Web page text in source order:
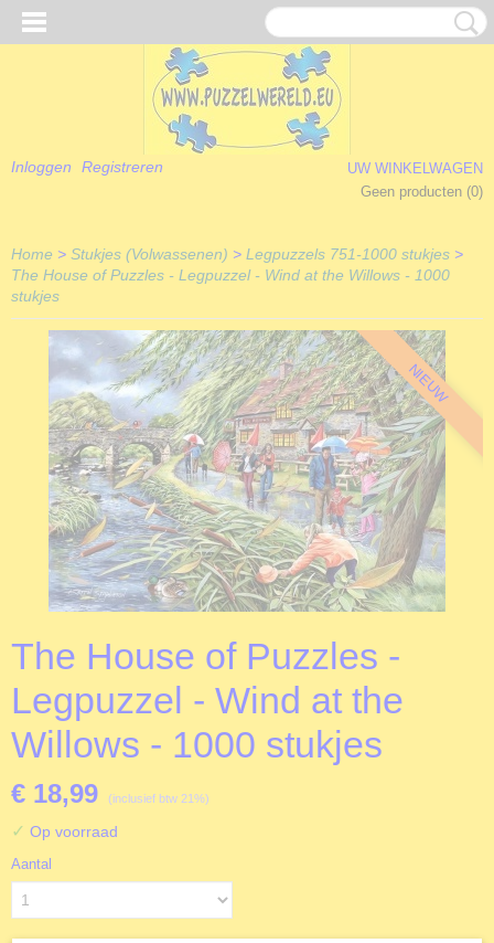
Inloggen Registreren
UW WINKELWAGEN
Geen producten (0)
Home > Stukjes (Volwassenen) > Legpuzzels 751-1000 stukjes >
The House of Puzzles - Legpuzzel - Wind at the Willows - 1000
stukjes
NIEUW
The House of Puzzles -
Legpuzzel - Wind at the
Willows - 1000 stukjes
€ 18,99 (inclusief btw 21%)
✓ Op voorraad
Aantal